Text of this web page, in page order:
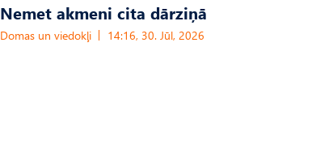
Nemet akmeni cita dārziņā
Domas un viedokļi 14:16, 30. Jūl, 2026